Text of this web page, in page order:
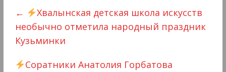
←
Хвалынская детская школа искусств
необычно отметила народный праздник
Кузьминки
Соратники Анатолия Горбатова